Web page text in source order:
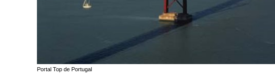
Portal Top de Portugal